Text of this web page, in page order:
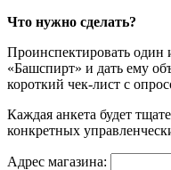
Что нужно сделать?
Проинспектировать один
«Башспирт» и дать ему
короткий чек-лист с
Каждая анкета будет
конкретных
Адрес магазина: